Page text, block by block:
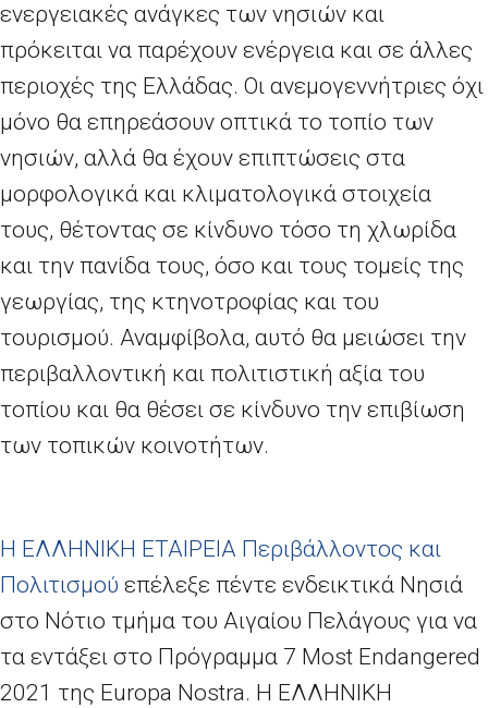
ενεργειακές ανάγκες των νησιών και
πρόκειται να παρέχουν ενέργεια και σε άλλες
περιοχές της Ελλάδας. Οι ανεμογεννήτριες όχι
μόνο θα επηρεάσουν οπτικά το τοπίο των
νησιών, αλλά θα έχουν επιπτώσεις στα
μορφολογικά και κλιματολογικά στοιχεία
τους, θέτοντας σε κίνδυνο τόσο τη χλωρίδα
και την πανίδα τους, όσο και τους τομείς της
γεωργίας, της κτηνοτροφίας και του
τουρισμού. Αναμφίβολα, αυτό θα μειώσει την
περιβαλλοντική και πολιτιστική αξία του
τοπίου και θα θέσει σε κίνδυνο την επιβίωση
των τοπικών κοινοτήτων.
Η ΕΛΛΗΝΙΚΗ ΕΤΑΙΡΕΙΑ Περιβάλλοντος και
Πολιτισμού επέλεξε πέντε ενδεικτικά Νησιά
στο Νότιο τμήμα του Αιγαίου Πελάγους για να
τα εντάξει στο Πρόγραμμα 7 Most Endangered
2021 της Europa Nostra. Η ΕΛΛΗΝΙΚΗ